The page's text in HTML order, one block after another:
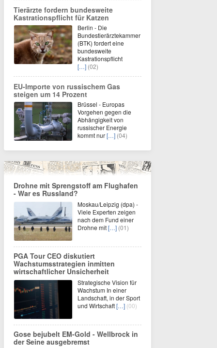
Tierärzte fordern bundesweite
Kastrationspflicht für Katzen
Berlin - Die
Bundestierärztekammer
(BTK) fordert eine
bundesweite
Kastrationspflicht
[…] (02)
EU-Importe von russischem Gas
steigen um 14 Prozent
Brüssel - Europas
Vorgehen gegen die
Abhängigkeit von
russischer Energie
kommt nur[…] (04)
Drohne mit Sprengstoff am Flughafen
- War es Russland?
Moskau/Leipzig (dpa) -
Viele Experten zeigen
nach dem Fund einer
Drohne mit[…] (01)
PGA Tour CEO diskutiert
Wachstumsstrategien inmitten
wirtschaftlicher Unsicherheit
Strategische Vision für
Wachstum In einer
Landschaft, in der Sport
und Wirtschaft[…] (00)
Gose bejubelt EM-Gold - Wellbrock in
der Seine ausgebremst